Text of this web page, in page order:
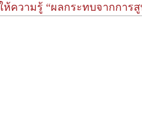
ความรู้ “ผลกระทบจากการ